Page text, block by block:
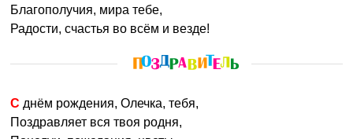
Благополучия, мира тебе,
Радости, счастья во всём и везде!
С днём рождения, Олечка, тебя,
Поздравляет вся твоя родня,